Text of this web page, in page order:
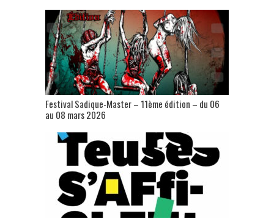
Festival Sadique-Master – 11ème édition – du 06
au 08 mars 2026